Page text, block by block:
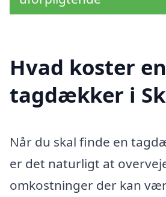
Hvad koster en
tagdækker i
Når du skal finde en
er det naturligt at
omkostninger der kan